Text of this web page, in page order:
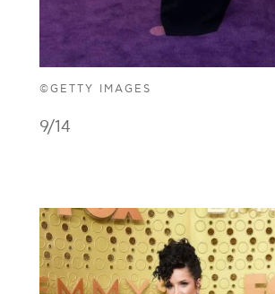
©GETTY IMAGES
9/14